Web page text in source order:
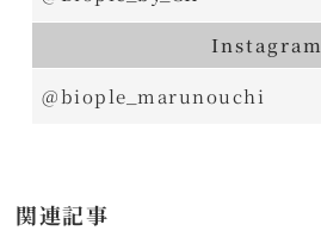
Instagram
@biople_marunouchi
関連記事